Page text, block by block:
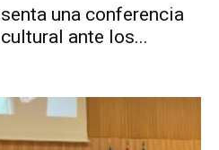
una conferencia
ante los...